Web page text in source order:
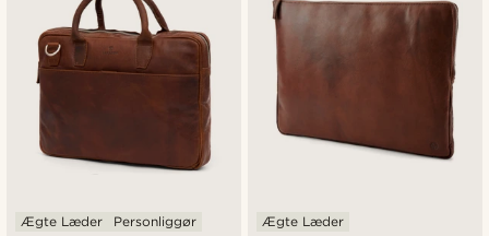
Ægte Læder Personliggør Ægte Læder